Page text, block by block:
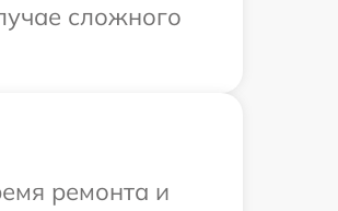
сложного
ремонта и